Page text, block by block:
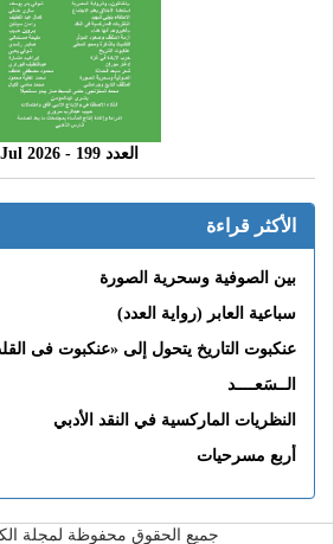
العدد 199 - 2026 Jul
الأكثر قراءة
بين الصوفية وسحرية الصورة
سباعية العابر (رواية العدد)
عنكبوت التاريخ يتحول إلى «عنكبوت فى
الــسَعــــد
النظريات الماركسية في النقد الأدبي
أربع مسرحيات
جميع الحقوق محفوظة لمجلة